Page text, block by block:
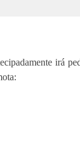
irá